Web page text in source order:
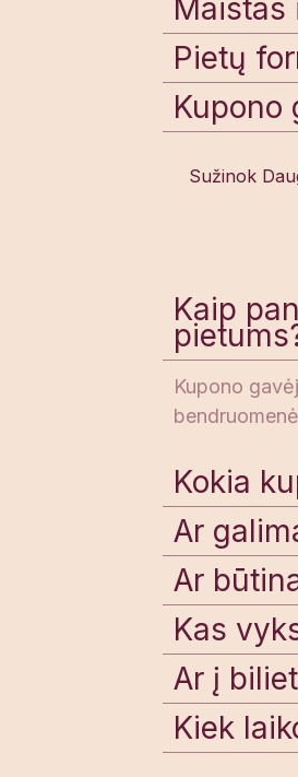
Maistas
Pietų
Kupono
Sužinok
Kaip
Kupono
Kokia
Ar
Ar
Kas
Ar į
Kiek